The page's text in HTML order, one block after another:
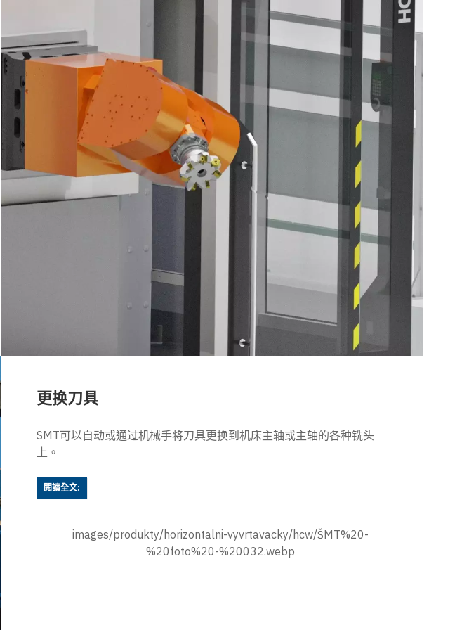
更换刀具
SMT可以自动或通过机械手将刀具更换到机床主轴或主轴的各种铣头
上。
閱讀全文:
images/produkty/horizontalni-vyvrtavacky/hcw/ŠMT%20-
%20foto%20-%20032.webp